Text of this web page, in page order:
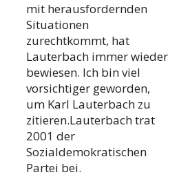
mit herausfordernden
Situationen
zurechtkommt, hat
Lauterbach immer wieder
bewiesen. Ich bin viel
vorsichtiger geworden,
um Karl Lauterbach zu
zitieren.Lauterbach trat
2001 der
Sozialdemokratischen
Partei bei.